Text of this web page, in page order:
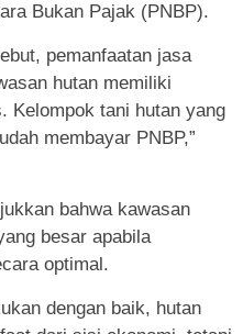
Bukan Pajak (PNBP).
pemanfaatan jasa
hutan memiliki
Kelompok tani hutan yang
membayar PNBP,”
bahwa kawasan
besar apabila
optimal.
dengan baik, hutan